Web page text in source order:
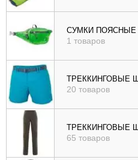
СУМКИ ПОЯСНЫЕ
1 товаров
ТРЕККИНГОВЫЕ
20 товаров
ТРЕККИНГОВЫЕ
65 товаров